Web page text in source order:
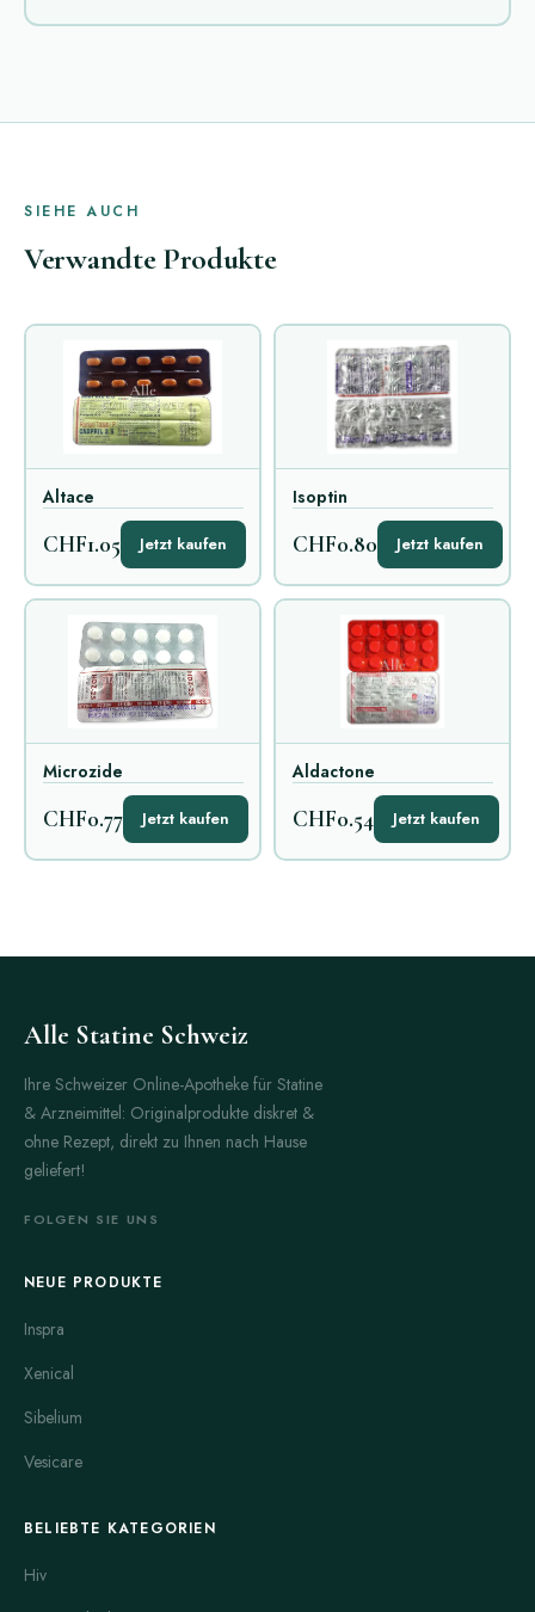
SIEHE AUCH
Verwandte Produkte
Altace
CHF1.05 Jetzt kaufen
Isoptin
CHF0.80 Jetzt kaufen
Microzide
CHF0.77 Jetzt kaufen
Aldactone
CHF0.54 Jetzt kaufen
Alle Statine Schweiz
Ihre Schweizer Online-Apotheke für Statine
& Arzneimittel: Originalprodukte diskret &
ohne Rezept, direkt zu Ihnen nach Hause
geliefert!
FOLGEN SIE UNS
NEUE PRODUKTE
Inspra
Xenical
Sibelium
Vesicare
BELIEBTE KATEGORIEN
Hiv